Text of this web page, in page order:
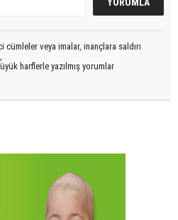
veya imalar, inançlara saldırı
harflerle yazılmış yorumlar